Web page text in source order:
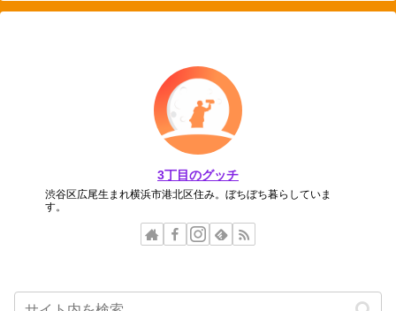
3丁目のグッチ
渋谷区広尾生まれ横浜市港北区住み。ぼちぼち暮らしていま
す。